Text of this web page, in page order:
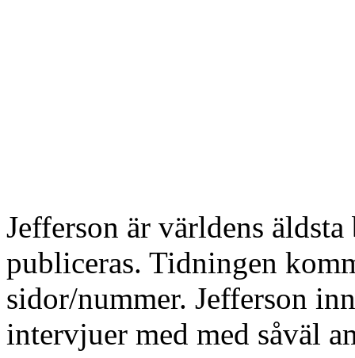
Jefferson är världens
publiceras. Tidningen
sidor/nummer. Jefferson
intervjuer med med såväl